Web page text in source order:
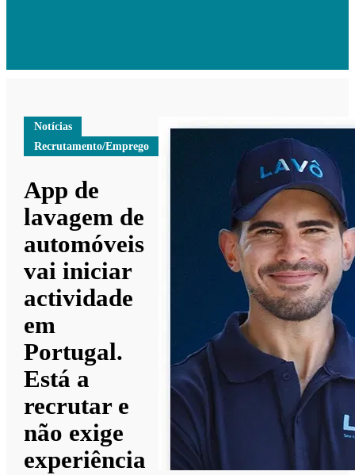
Notícias
Recrutamento/Emprego
App de
lavagem de
automóveis
vai iniciar
actividade
em
Portugal.
Está a
recrutar e
não exige
experiência